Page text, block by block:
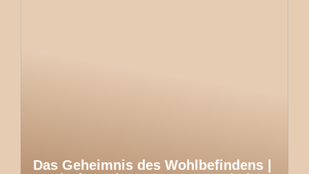
Das Geheimnis des Wohlbefindens |